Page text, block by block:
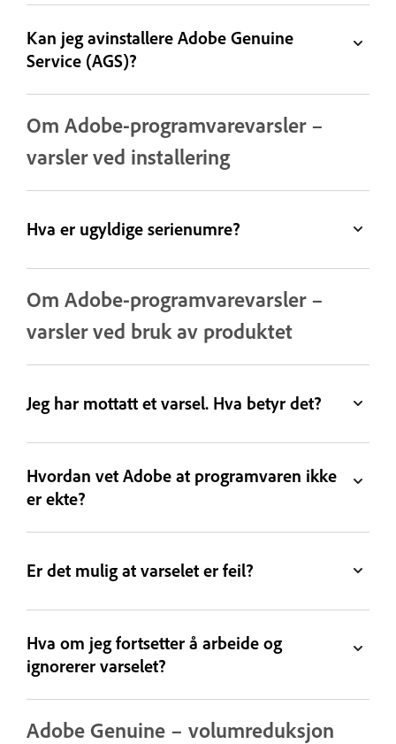
Kan jeg avinstallere Adobe Genuine
Service (AGS)?
Om Adobe-programvarevarsler –
varsler ved installering
Hva er ugyldige serienumre?
Om Adobe-programvarevarsler –
varsler ved bruk av produktet
Jeg har mottatt et varsel. Hva betyr det?
Hvordan vet Adobe at programvaren ikke
er ekte?
Er det mulig at varselet er feil?
Hva om jeg fortsetter å arbeide og
ignorerer varselet?
Adobe Genuine – volumreduksjon